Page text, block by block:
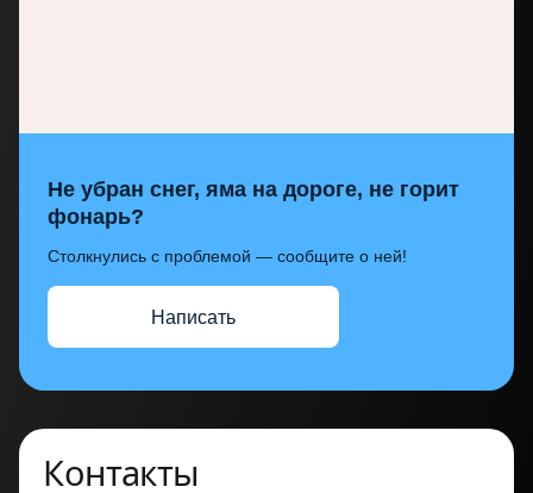
Не убран снег, яма на дороге, не горит
фонарь?
Столкнулись с проблемой — сообщите о ней!
Написать
Контакты